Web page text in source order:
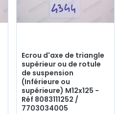
Ecrou d'axe de triangle
supérieur ou de rotule
de suspension
(Inférieure ou
supérieure) M12x125 -
Réf 8083111252 /
7703034005